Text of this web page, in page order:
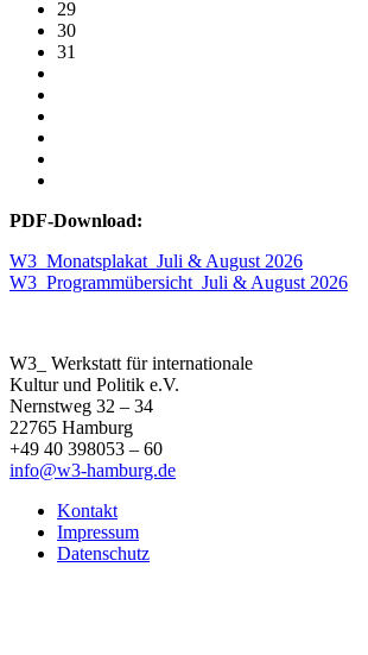
29
30
31
PDF-Download:
W3_Monatsplakat_Juli & August 2026
W3_Programmübersicht_Juli & August 2026
W3_ Werkstatt für internationale
Kultur und Politik e.V.
Nernstweg 32 – 34
22765 Hamburg
+49 40 398053 – 60
info@w3-hamburg.de
Kontakt
Impressum
Datenschutz